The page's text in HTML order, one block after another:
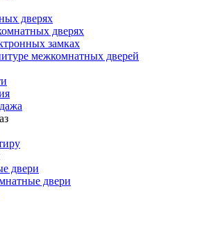
дверях
дверях
замках
межкомнатных дверей
двери
двери